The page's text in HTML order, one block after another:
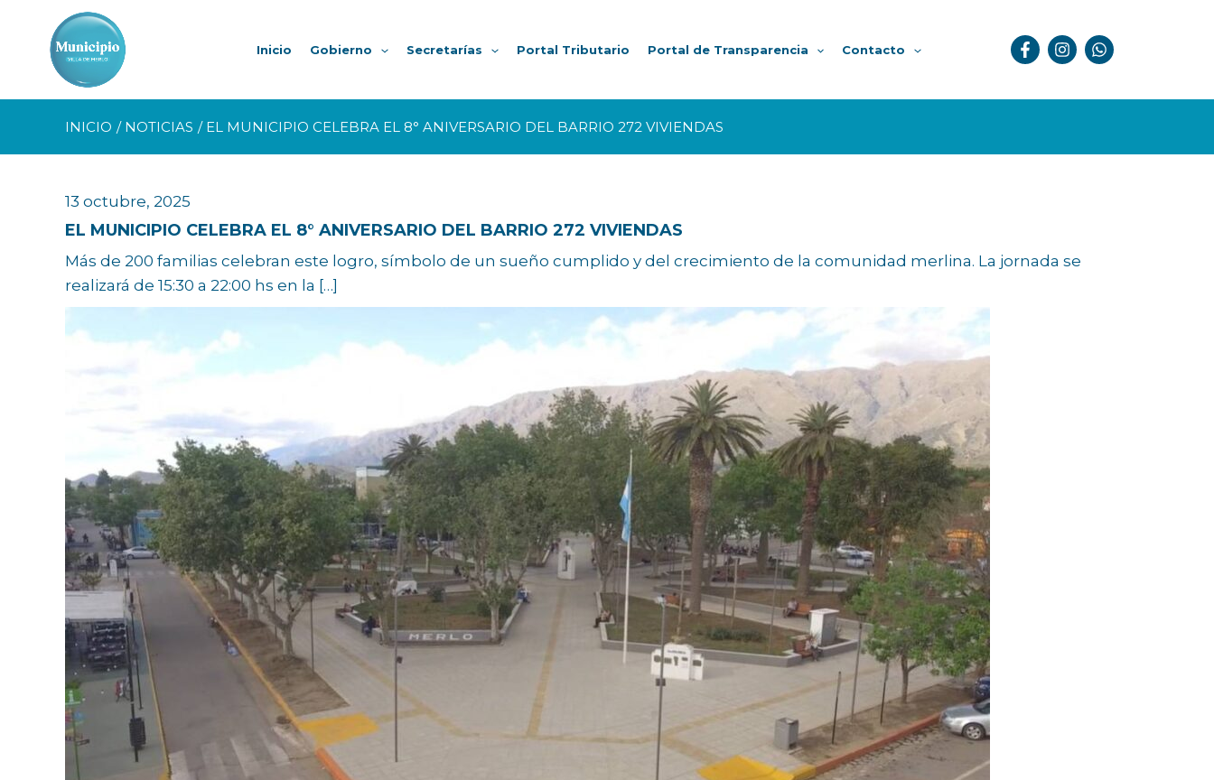
contenido
Inicio Gobierno Secretarías Portal Tributario Portal de Transparencia Contacto
INICIO NOTICIAS EL MUNICIPIO CELEBRA EL 8° ANIVERSARIO DEL BARRIO 272 VIVIENDAS
13 octubre, 2025
EL MUNICIPIO CELEBRA EL 8° ANIVERSARIO DEL BARRIO 272 VIVIENDAS
Más de 200 familias celebran este logro, símbolo de un sueño cumplido y del crecimiento de la comunidad merlina. La jornada se
realizará de 15:30 a 22:00 hs en la […]